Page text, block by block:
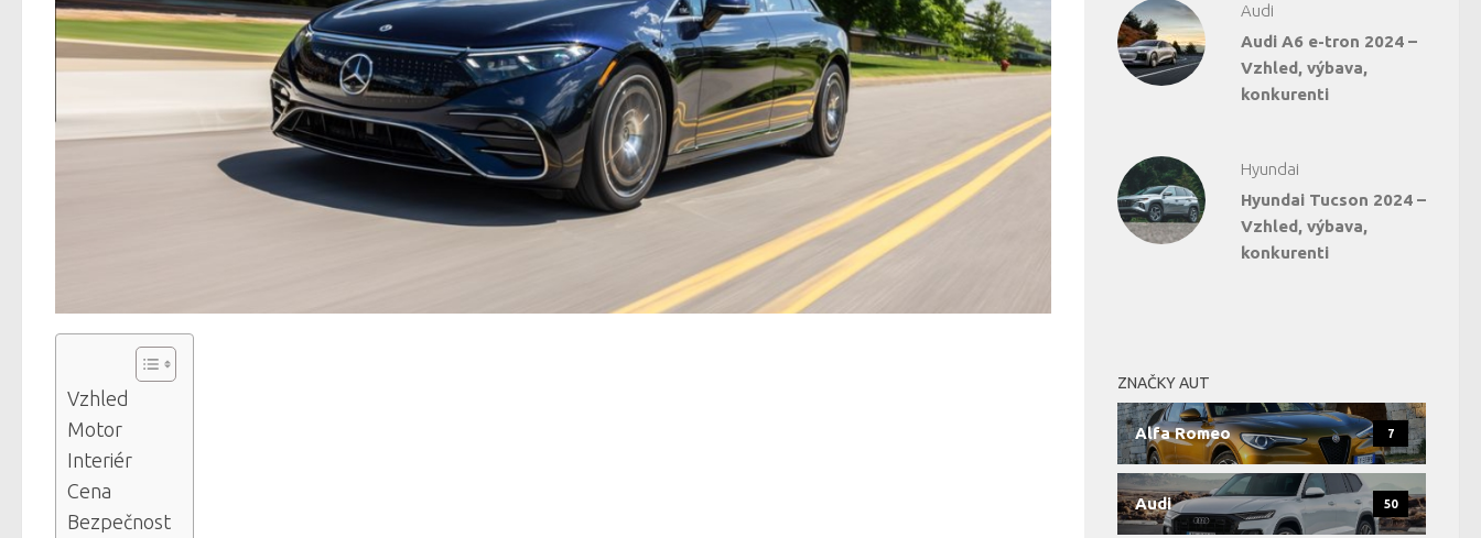
Vzhled
Motor
Interiér
Cena
Bezpečnost
Audi
Audi A6 e-tron 2024 –
Vzhled, výbava,
konkurenti
Hyundai
Hyundai Tucson 2024 –
Vzhled, výbava,
konkurenti
ZNAČKY AUT
Alfa Romeo 7
Audi 50